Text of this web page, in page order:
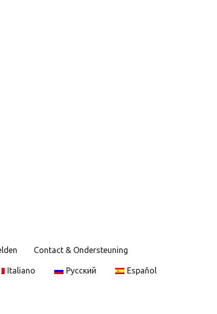
Contact & Ondersteuning
Italiano Русский Español